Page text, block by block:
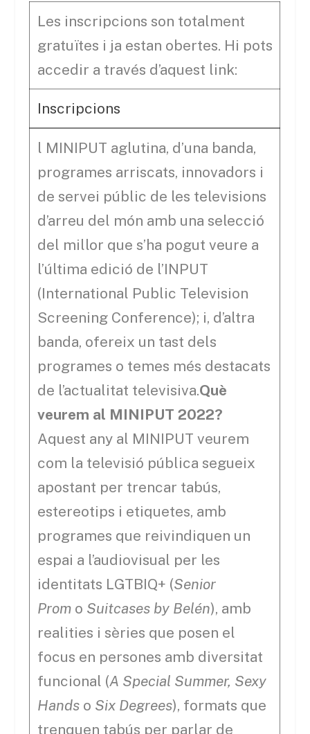
Les inscripcions son totalment
gratuïtes i ja estan obertes. Hi pots
accedir a través d’aquest link:
Inscripcions
l MINIPUT aglutina, d’una banda,
programes arriscats, innovadors i
de servei públic de les televisions
d’arreu del món amb una selecció
del millor que s’ha pogut veure a
l’última edició de l’INPUT
(International Public Television
Screening Conference); i, d’altra
banda, ofereix un tast dels
programes o temes més destacats
de l’actualitat televisiva.Què
veurem al MINIPUT 2022?
Aquest any al MINIPUT veurem
com la televisió pública segueix
apostant per trencar tabús,
estereotips i etiquetes, amb
programes que reivindiquen un
espai a l’audiovisual per les
identitats LGTBIQ+ (Senior
Promo Suitcases by Belén), amb
realities i sèries que posen el
focus en persones amb diversitat
funcional (A Special Summer, Sexy
Handso Six Degrees), formats que
trenquen tabús per parlar de